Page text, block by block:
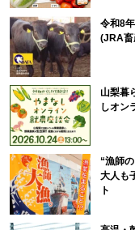
令和8
(JRA畜
山梨暮
しオン
“漁師
大人も
ト